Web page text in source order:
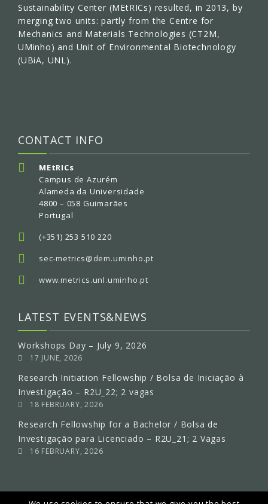
Sustainability Center (MEtRICs) resulted, in 2013, by
merging two units: partly from the Centre for
Mechanics and Materials Technologies (CT2M,
UMinho) and Unit of Environmental Biotechnology
(UBiA, UNL).
CONTACT INFO
MEtRICs
Campus de Azurém
Alameda da Universidade
4800 – 058 Guimarães
Portugal
(+351) 253 510 220
sec-metrics@dem.uminho.pt
www.metrics.unl.uminho.pt
LATEST EVENTS&NEWS
Workshops Day – July 9, 2026
17 JUNE, 2026
Research Initiation Fellowship / Bolsa de Iniciação à
Investigação – R2U_22; 2 vagas
18 FEBRUARY, 2026
Research Fellowship for a Bachelor / Bolsa de
Investigação para Licenciado – R2U_21; 2 Vagas
16 FEBRUARY, 2026